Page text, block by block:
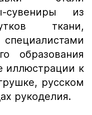
сувениры из
ткани,
образования
иллюстрации к
русском
рукоделия.